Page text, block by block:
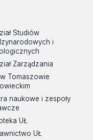
Studiów
i
Zarządzania
Tomaszowie
naukowe i zespoły
UŁ
UŁ